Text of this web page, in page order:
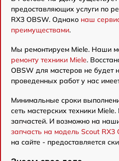
предоставляющих услуги по
RX3 OBSW. Однако наш
преимуществами.
Мы ремонтируем Miele. Наши
ремонту техники Miele.
OBSW для мастеров не будет
проведенных работ у нас
Минимальные сроки
сеть мастерских техники
запчастей. И возможно на
запчасть на модель Scout RX3
на сайте - предоставляется